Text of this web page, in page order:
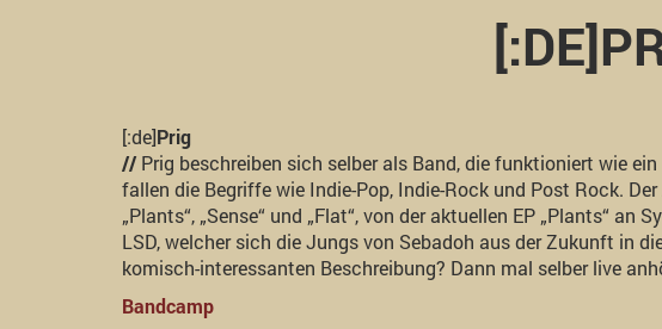
[:de]Prig
// Prig beschreiben sich selber als Band, die funktioniert wie
fallen die Begriffe wie Indie-Pop, Indie-Rock und Post Rock.
„Plants“, „Sense“ und „Flat“, von der aktuellen EP „Plants“
LSD, welcher sich die Jungs von Sebadoh aus der Zukunft in
komisch-interessanten Beschreibung? Dann mal selber live
Bandcamp